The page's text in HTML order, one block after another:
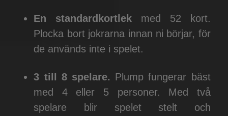
En standardkortlek med 52 kort.
Plocka bort jokrarna innan ni börjar, för
de används inte i spelet.
3 till 8 spelare. Plump fungerar bäst
med 4 eller 5 personer. Med två
spelare blir spelet stelt och